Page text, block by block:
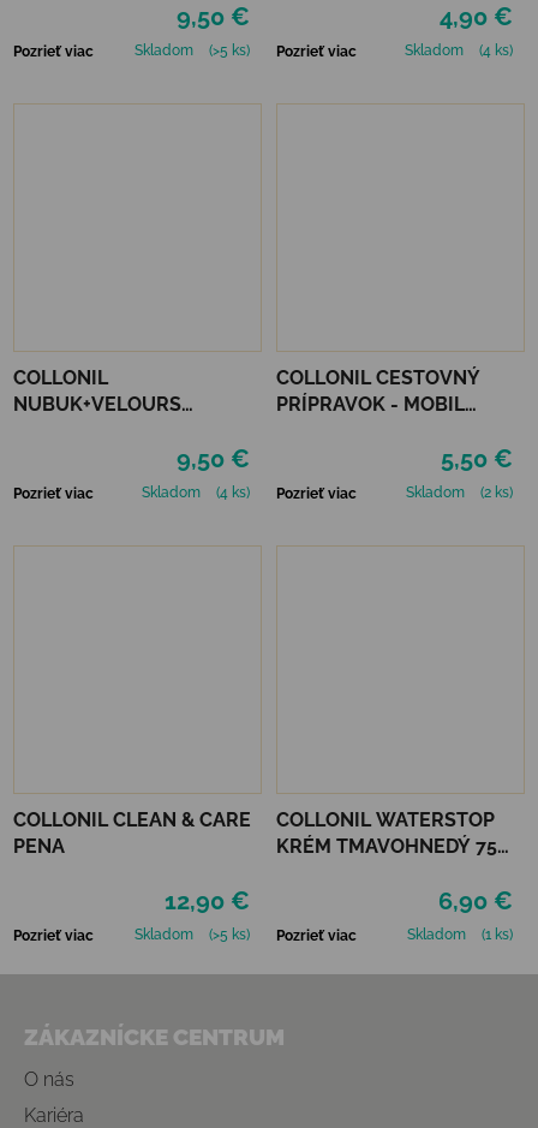
9,50 €
Pozrieť viac Skladom (>5 ks)
4,90 €
Pozrieť viac Skladom (4 ks)
COLLONIL
NUBUK+VELOURS
9,50 €
Pozrieť viac Skladom (4 ks)
COLLONIL CESTOVNÝ
PRÍPRAVOK - MOBIL
5,50 €
Pozrieť viac Skladom (2 ks)
COLLONIL CLEAN & CARE
PENA
12,90 €
Pozrieť viac Skladom (>5 ks)
COLLONIL WATERSTOP
KRÉM TMAVOHNEDÝ 75
6,90 €
Pozrieť viac Skladom (1 ks)
ZÁKAZNÍCKE CENTRUM
O nás
Kariéra